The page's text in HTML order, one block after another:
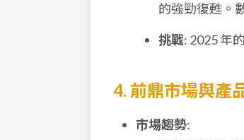
的強勁復甦。
挑戰: 2025 年
4. 前鼎市場與產
市場趨勢: